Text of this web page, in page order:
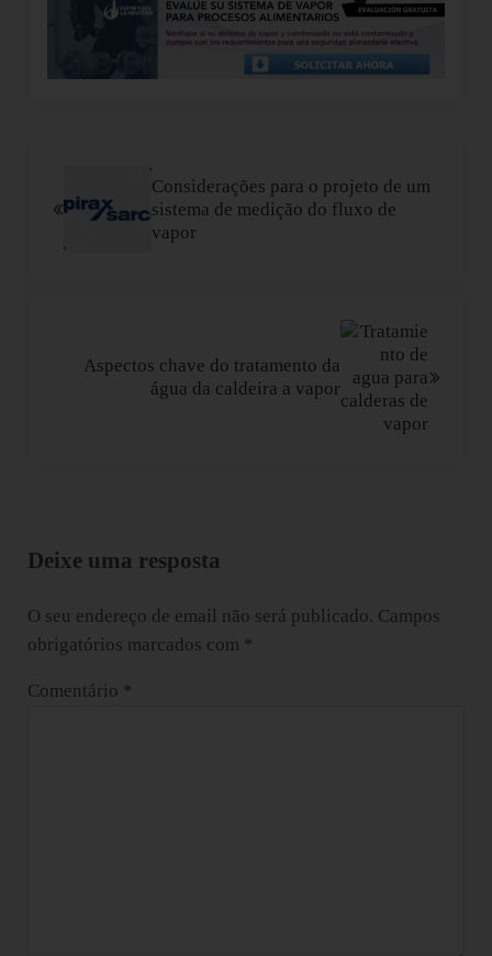
Considerações para o projeto de um
sistema de medição do fluxo de
vapor
Aspectos chave do tratamento da
água da caldeira a vapor
Deixe uma resposta
O seu endereço de email não será publicado. Campos
obrigatórios marcados com *
Comentário *